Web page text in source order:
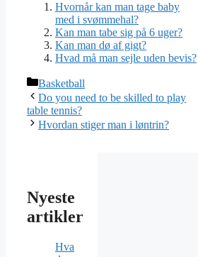
Hvornår kan man tage baby
med i svømmehal?
Kan man tabe sig på 6 uger?
Kan man dø af gigt?
Hvad må man sejle uden bevis?
Kategorier
Basketball
Do you need to be skilled to play
table tennis?
Hvordan stiger man i løntrin?
Nyeste
artikler
Hva